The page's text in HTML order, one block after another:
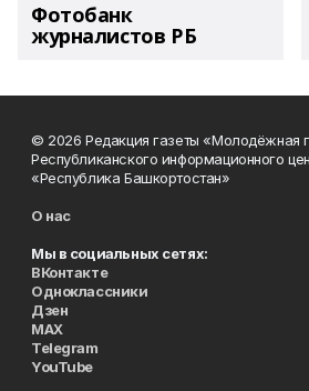
Фотобанк
журналистов РБ
© 2026 Редакция газеты «Молодёжная
Республиканского информационного
«Республика Башкортостан»
О нас
Мы в социальных сетях:
ВКонтакте
Одноклассники
Дзен
MAX
Telegram
YouTube